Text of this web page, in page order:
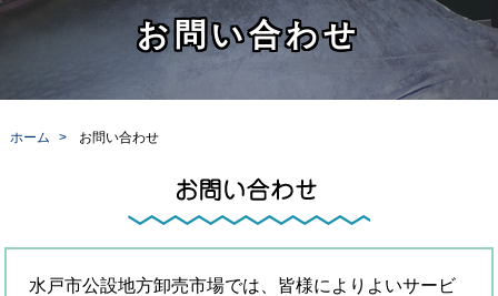
お問い合わせ
ホーム お問い合わせ
水戸市公設地方卸売市場では、皆様によりよいサービ